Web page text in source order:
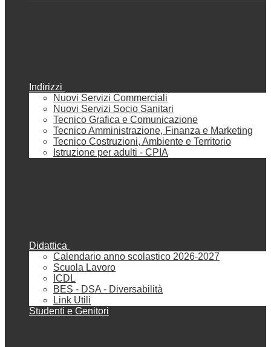
Indirizzi
Nuovi Servizi Commerciali
Nuovi Servizi Socio Sanitari
Tecnico Grafica e Comunicazione
Tecnico Amministrazione, Finanza e Marketing
Tecnico Costruzioni, Ambiente e Territorio
Istruzione per adulti - CPIA
Didattica
Calendario anno scolastico 2026-2027
Scuola Lavoro
ICDL
BES - DSA - Diversabilità
Link Utili
Studenti e Genitori